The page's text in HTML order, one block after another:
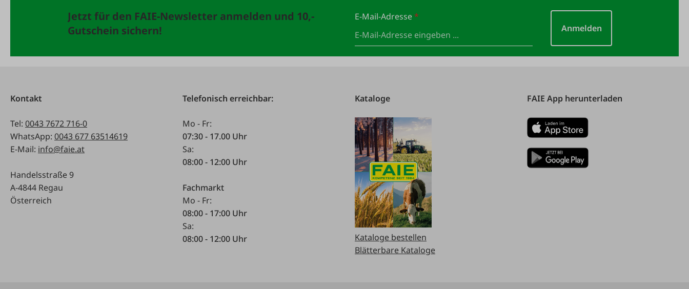
Jetzt für den FAIE-Newsletter anmelden und 10,-
Gutschein sichern!
E-Mail-Adresse*
Anmelden
Kontakt
Tel: 0043 7672 716-0
WhatsApp: 0043 677 63514619
E-Mail: info@faie.at
Handelsstraße 9
A-4844 Regau
Österreich
Telefonisch erreichbar:
Mo - Fr:
07:30 - 17.00 Uhr
Sa:
08:00 - 12:00 Uhr
Fachmarkt
Mo - Fr:
08:00 - 17:00 Uhr
Sa:
08:00 - 12:00 Uhr
Kataloge
Kataloge bestellen
Blätterbare Kataloge
FAIE App herunterladen